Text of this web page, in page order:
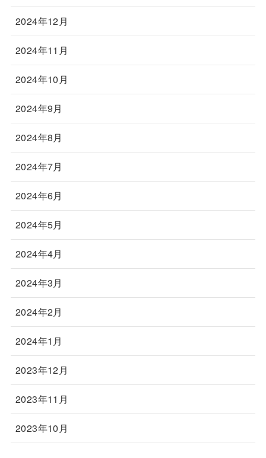
2024年12月
2024年11月
2024年10月
2024年9月
2024年8月
2024年7月
2024年6月
2024年5月
2024年4月
2024年3月
2024年2月
2024年1月
2023年12月
2023年11月
2023年10月